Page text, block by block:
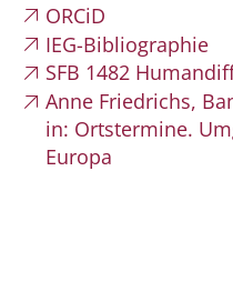
ORCiD
IEG-Bibliographie
SFB 1482
Anne Friedrichs,
in: Ortstermine.
Europa